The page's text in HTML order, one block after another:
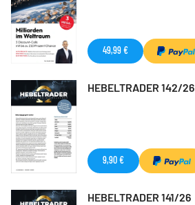
49,99 €
HEBELTRADER 142/26
9,90 €
HEBELTRADER 141/26